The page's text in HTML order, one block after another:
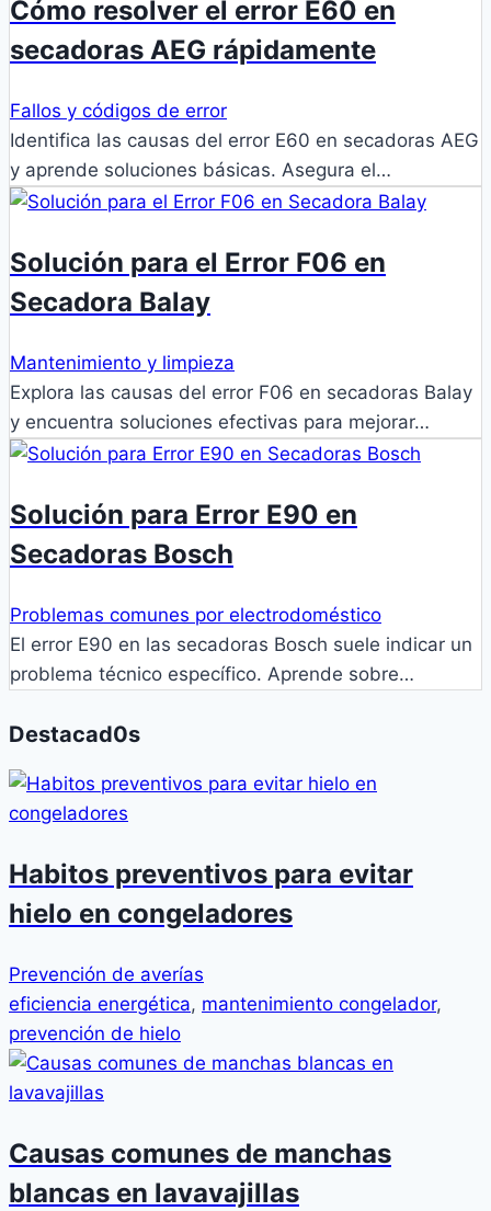
Cómo resolver el error E60 en
secadoras AEG rápidamente
Fallos y códigos de error
Identifica las causas del error E60 en secadoras AEG
y aprende soluciones básicas. Asegura el…
Solución para el Error F06 en
Secadora Balay
Mantenimiento y limpieza
Explora las causas del error F06 en secadoras Balay
y encuentra soluciones efectivas para mejorar…
Solución para Error E90 en
Secadoras Bosch
Problemas comunes por electrodoméstico
El error E90 en las secadoras Bosch suele indicar un
problema técnico específico. Aprende sobre…
Destacad0s
Habitos preventivos para evitar
hielo en congeladores
Prevención de averías
eficiencia energética, mantenimiento congelador,
prevención de hielo
Causas comunes de manchas
blancas en lavavajillas